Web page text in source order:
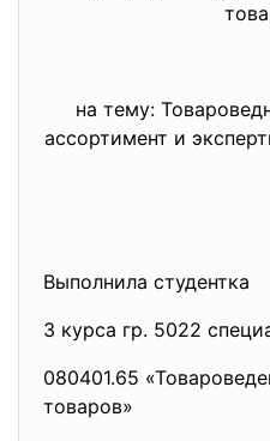
на тему:
ассортимент и
Выполнила студентка
3 курса гр. 5022
080401.65
товаров»